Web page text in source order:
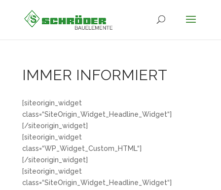
IMMER INFORMIERT
[siteorigin_widget
class=“SiteOrigin_Widget_Headline_Widget“]
[/siteorigin_widget]
[siteorigin_widget
class=“WP_Widget_Custom_HTML“]
[/siteorigin_widget]
[siteorigin_widget
class=“SiteOrigin_Widget_Headline_Widget“]